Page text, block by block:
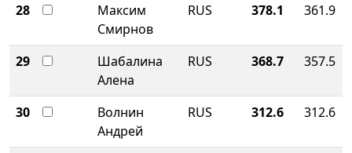
28
Максим
Смирнов
RUS 378.1 361.9
29
Шабалина
Алена
RUS 368.7 357.5
30
Волнин
Андрей
RUS 312.6 312.6